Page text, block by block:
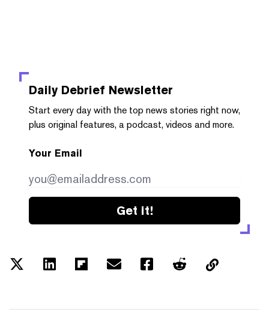
Daily Debrief Newsletter
Start every day with the top news stories right now,
plus original features, a podcast, videos and more.
Your Email
Get it!